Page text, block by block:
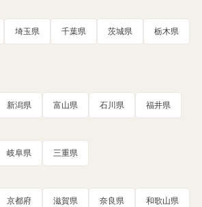
埼玉県 千葉県 茨城県 栃木県
新潟県 富山県 石川県 福井県
岐阜県 三重県
京都府 滋賀県 奈良県 和歌山県